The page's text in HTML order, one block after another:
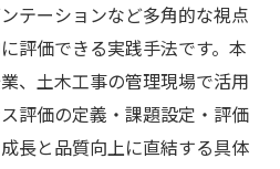
テーションなど多角的な視点
評価できる実践手法です。本
、土木工事の管理現場で活用
評価の定義・課題設定・評価
長と品質向上に直結する具体